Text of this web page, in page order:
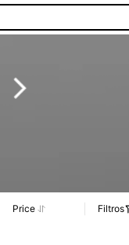
Price Filtros